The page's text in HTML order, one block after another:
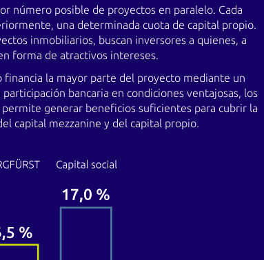
número posible de proyectos en paralelo. Cada
una determinada cuota de capital propio.
inmobiliarios, buscan inversores a quienes, a
forma de atractivos intereses.
la mayor parte del proyecto mediante un
bancaria en condiciones ventajosas, los
generar beneficios suficientes para cubrir la
capital mezzanine y del capital propio.